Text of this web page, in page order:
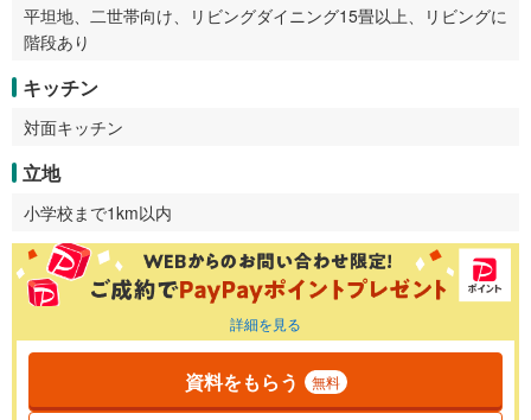
平坦地、二世帯向け、リビングダイニング15畳以上、リビングに
階段あり
キッチン
対面キッチン
立地
小学校まで1km以内
詳細を見る
資料をもらう 無料